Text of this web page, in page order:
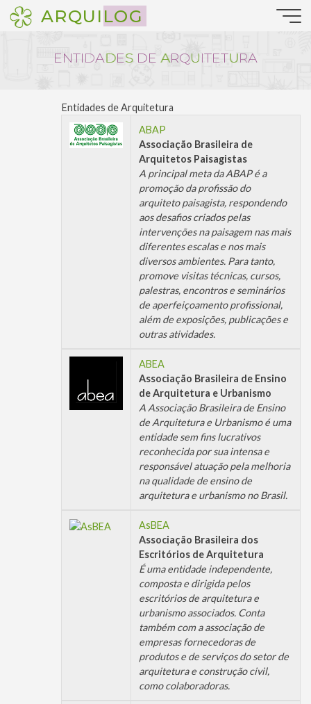
Pular
para
ARQUILOG
ENTIDAD
DES
S DE A
ARQUITETU
URA
Entidades de Arquitetura
ABAP
Associação Brasileira de
Arquitetos Paisagistas
A principal meta da ABAP é a
promoção da profissão do
arquiteto paisagista, respondendo
aos desafios criados pelas
intervenções na paisagem nas mais
diferentes escalas e nos mais
diversos ambientes. Para tanto,
promove visitas técnicas, cursos,
palestras, encontros e seminários
de aperfeiçoamento profissional,
além de exposições, publicações e
outras atividades.
ABEA
Associação Brasileira de Ensino
de Arquitetura e Urbanismo
A Associação Brasileira de Ensino
de Arquitetura e Urbanismo é uma
entidade sem fins lucrativos
reconhecida por sua intensa e
responsável atuação pela melhoria
na qualidade de ensino de
arquitetura e urbanismo no Brasil.
AsBEA
Associação Brasileira dos
Escritórios de Arquitetura
É uma entidade independente,
composta e dirigida pelos
escritórios de arquitetura e
urbanismo associados. Conta
também com a associação de
empresas fornecedoras de
produtos e de serviços do setor de
arquitetura e construção civil,
como colaboradoras.